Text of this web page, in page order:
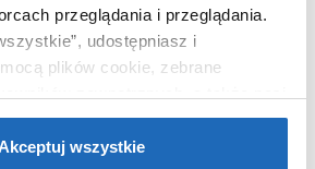
przeglądania i przeglądania.
udostępniasz i
plików cookie, zebrane
Jeśli chcesz, włącz „Tylko
Pamiętaj jednak, że
wszystkie
U1200MCOTCRBO
120 cm
45 cm